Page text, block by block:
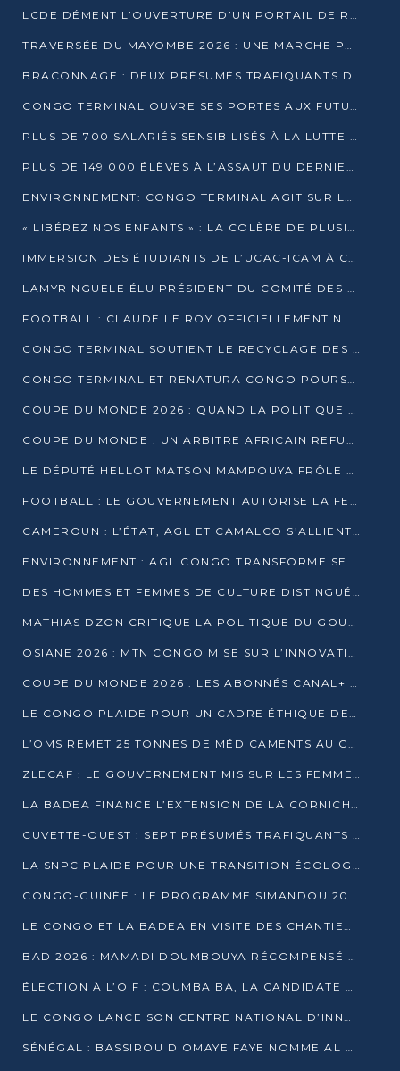
LCDE DÉMENT L’OUVERTURE D’UN PORTAIL DE RECRUTEMENT ET APPELLE À LA VIGILANCE
TRAVERSÉE DU MAYOMBE 2026 : UNE MARCHE POUR SENSIBILISER ET DÉPISTER AU DIABÈTE
BRACONNAGE : DEUX PRÉSUMÉS TRAFIQUANTS D’HIPPOPOTAME ÉCROUÉS À BRAZZAVILLE
CONGO TERMINAL OUVRE SES PORTES AUX FUTURS INGÉNIEURS DE L’UCAC-ICAM
PLUS DE 700 SALARIÉS SENSIBILISÉS À LA LUTTE CONTRE LA TUBERCULOSE À CONGO TERMINAL
PLUS DE 149 000 ÉLÈVES À L’ASSAUT DU DERNIER CEPE
ENVIRONNEMENT: CONGO TERMINAL AGIT SUR LE TERRAIN ET FORME LES PLUS JEUNES
« LIBÉREZ NOS ENFANTS » : LA COLÈRE DE PLUSIEURS MÈRES À BRAZZAVILLE CONTRE LA DGSP
IMMERSION DES ÉTUDIANTS DE L’UCAC-ICAM À CONGO TERMINAL
LAMYR NGUELE ÉLU PRÉSIDENT DU COMITÉ DES MEMBRES D’HONNEUR DU PCT
FOOTBALL : CLAUDE LE ROY OFFICIELLEMENT NOMMÉ SÉLECTIONNEUR DU CONGO
CONGO TERMINAL SOUTIENT LE RECYCLAGE DES DÉCHETS PLASTIQUES À POINTE-NOIRE
CONGO TERMINAL ET RENATURA CONGO POURSUIVENT LEUR COMBAT POUR LA BIODIVERSITÉ
COUPE DU MONDE 2026 : QUAND LA POLITIQUE MENACE L’UNIVERSALITÉ DU FOOTBALL
COUPE DU MONDE : UN ARBITRE AFRICAIN REFUSÉ À L’ENTRÉE DES ÉTATS-UNIS
LE DÉPUTÉ HELLOT MATSON MAMPOUYA FRÔLE LA MORT LORS D’UNE EMBUSCADE DZNS LE POOL
FOOTBALL : LE GOUVERNEMENT AUTORISE LA FECOFOOT À OCCUPER LES COMPLEXES SPORTIFS
CAMEROUN : L’ÉTAT, AGL ET CAMALCO S’ALLIENT POUR UN MÉGA-PROJET FERROVIAIRE
ENVIRONNEMENT : AGL CONGO TRANSFORME SES DÉCHETS EN OUTILS DE FORMATION
DES HOMMES ET FEMMES DE CULTURE DISTINGUÉS POUR LEUR ENGAGEMENT PAR BANTOU CULTURE
MATHIAS DZON CRITIQUE LA POLITIQUE DU GOUVERNEMENT ET ALERTE SUR LA DETTE DU CONGO
OSIANE 2026 : MTN CONGO MISE SUR L’INNOVATION POUR RELEVER LES DÉFIS AFRICAINS
COUPE DU MONDE 2026 : LES ABONNÉS CANAL+ AU CONGO DÉÇUS À QUELQUES JOURS DU COUP D’ENVOI
LE CONGO PLAIDE POUR UN CADRE ÉTHIQUE DE L’INTELLIGENCE ARTIFICIELLE À DAKAR
L’OMS REMET 25 TONNES DE MÉDICAMENTS AU CONGO POUR RENFORCER LA RIPOSTE AUX ÉPIDÉMIES
ZLECAF : LE GOUVERNEMENT MIS SUR LES FEMMES ENTREPRENEURES
LA BADEA FINANCE L’EXTENSION DE LA CORNICHE SUD DE BRAZZAVILLE
CUVETTE-OUEST : SEPT PRÉSUMÉS TRAFIQUANTS DE FAUNE INTERPELLÉS À EWO ET KELLÉ
LA SNPC PLAIDE POUR UNE TRANSITION ÉCOLOGIQUE PROGRESSIVE
CONGO-GUINÉE : LE PROGRAMME SIMANDOU 2040 AU CŒUR DES ÉCHANGES À LA BAD
LE CONGO ET LA BADEA EN VISITE DES CHANTIERS
BAD 2026 : MAMADI DOUMBOUYA RÉCOMPENSÉ PAR LE TROPHÉE BABACAR NDIAYE À BRAZZAVILLE
ÉLECTION À L’OIF : COUMBA BA, LA CANDIDATE DISCRÈTE QUI BOUSCULE LE JEU DIPLOMATIQUE
LE CONGO LANCE SON CENTRE NATIONAL D’INNOVATION
SÉNÉGAL : BASSIROU DIOMAYE FAYE NOMME AL AMINOU LÔ PREMIER MINISTRE